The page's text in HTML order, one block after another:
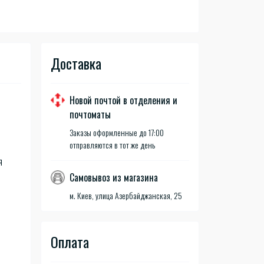
Доставка
Новой почтой в отделения и
почтоматы
Заказы оформленные до 17:00
отправляются в тот же день
Самовывоз из магазина
м. Киев, улица Азербайджанская, 25
Оплата